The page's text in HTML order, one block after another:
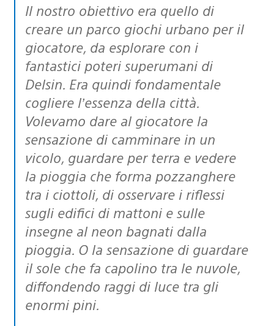
Il nostro obiettivo era quello di
creare un parco giochi urbano per il
giocatore, da esplorare con i
fantastici poteri superumani di
Delsin. Era quindi fondamentale
cogliere l’essenza della città.
Volevamo dare al giocatore la
sensazione di camminare in un
vicolo, guardare per terra e vedere
la pioggia che forma pozzanghere
tra i ciottoli, di osservare i riflessi
sugli edifici di mattoni e sulle
insegne al neon bagnati dalla
pioggia. O la sensazione di guardare
il sole che fa capolino tra le nuvole,
diffondendo raggi di luce tra gli
enormi pini.